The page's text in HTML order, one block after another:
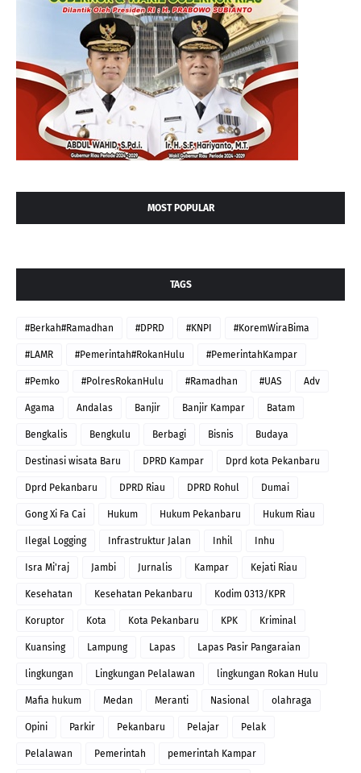
MOST POPULAR
TAGS
#Berkah#Ramadhan #DPRD #KNPI #KoremWiraBima
#LAMR #Pemerintah#RokanHulu #PemerintahKampar
#Pemko #PolresRokanHulu #Ramadhan #UAS Adv
Agama Andalas Banjir Banjir Kampar Batam
Bengkalis Bengkulu Berbagi Bisnis Budaya
Destinasi wisata Baru DPRD Kampar Dprd kota Pekanbaru
Dprd Pekanbaru DPRD Riau DPRD Rohul Dumai
Gong Xi Fa Cai Hukum Hukum Pekanbaru Hukum Riau
Ilegal Logging Infrastruktur Jalan Inhil Inhu
Isra Mi'raj Jambi Jurnalis Kampar Kejati Riau
Kesehatan Kesehatan Pekanbaru Kodim 0313/KPR
Koruptor Kota Kota Pekanbaru KPK Kriminal
Kuansing Lampung Lapas Lapas Pasir Pangaraian
lingkungan Lingkungan Pelalawan lingkungan Rokan Hulu
Mafia hukum Medan Meranti Nasional olahraga
Opini Parkir Pekanbaru Pelajar Pelak
Pelalawan Pemerintah pemerintah Kampar